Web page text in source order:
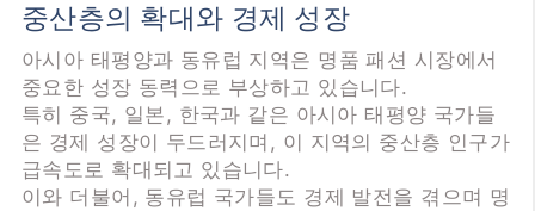
중산층의 확대와 경제 성장
아시아 태평양과 동유럽 지역은 명품 패션 시장에서
중요한 성장 동력으로 부상하고 있습니다.
특히 중국, 일본, 한국과 같은 아시아 태평양 국가들
은 경제 성장이 두드러지며, 이 지역의 중산층 인구가
급속도로 확대되고 있습니다.
이와 더불어, 동유럽 국가들도 경제 발전을 겪으며 명